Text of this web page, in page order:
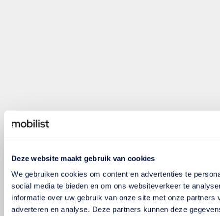
Deze website maakt gebruik van cookies
We gebruiken cookies om content en advertenties te
social media te bieden en om ons websiteverkeer te
informatie over uw gebruik van onze site met onze partners
adverteren en analyse. Deze partners kunnen deze